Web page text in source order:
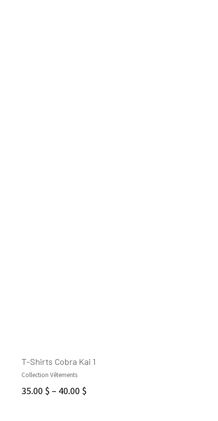
T-Shirts Cobra Kai 1
Collection Vêtements
35.00 $ – 40.00 $